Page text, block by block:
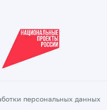
персональных данных